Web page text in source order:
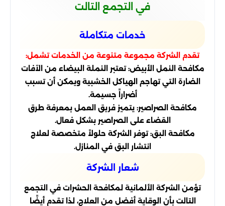
في التجمع التالت
خدمات متكاملة
تقدم الشركة مجموعة متنوعة من الخدمات تشمل:
مكافحة النمل الأبيض: تعتبر النملة البيضاء من الآفات
الضارة التي تهاجم الهياكل الخشبية ويمكن أن تسبب
أضراراً جسيمة.
مكافحة الصراصير: يتميز فريق العمل بمعرفة طرق
القضاء على الصراصير بشكل فعال.
مكافحة البق: توفر الشركة حلولاً متخصصة لعلاج
انتشار البق في المنازل.
شعار الشركة
تؤمن الشركة الألمانية لمكافحة الحشرات في التجمع
التالت بأن الوقاية أفضل من العلاج، لذا تقدم أيضًا